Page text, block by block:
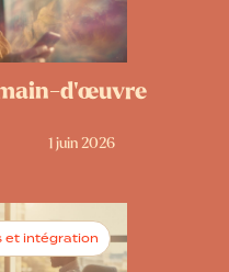
d’œuvre
1 juin 2026
et intégration